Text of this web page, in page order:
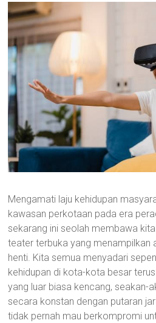
Mengamati laju kehidupan
kawasan perkotaan pada era
sekarang ini seolah membawa
teater terbuka yang menampilkan
henti. Kita semua menyadari
kehidupan di kota-kota besar
yang luar biasa kencang, seakan-
secara konstan dengan putaran
tidak pernah mau berkompromi